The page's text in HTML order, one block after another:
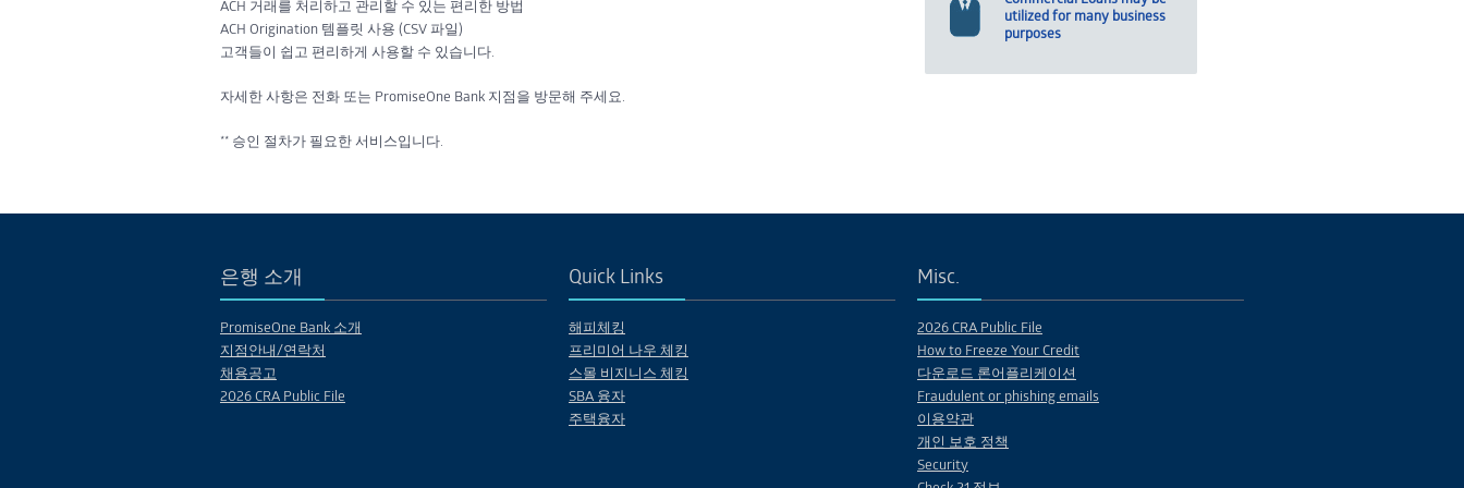
ACH 거래를 처리하고 관리할 수 있는 편리한 방법
ACH Origination 템플릿 사용 (CSV 파일)
고객들이 쉽고 편리하게 사용할 수 있습니다.
자세한 사항은 전화 또는 PromiseOne Bank 지점을 방문해 주세요.
** 승인 절차가 필요한 서비스입니다.
utilized for many business
purposes
은행 소개
PromiseOne Bank 소개
지점안내/연락처
채용공고
2026 CRA Public File
Quick Links
해피체킹
프리미어 나우 체킹
스몰 비지니스 체킹
SBA 융자
주택융자
Misc.
2026 CRA Public File
How to Freeze Your Credit
다운로드 론어플리케이션
Fraudulent or phishing emails
이용약관
개인 보호 정책
Security